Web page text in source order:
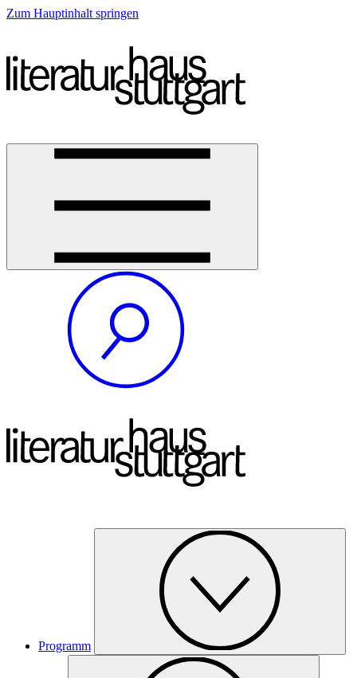
Zum Hauptinhalt springen
Programm